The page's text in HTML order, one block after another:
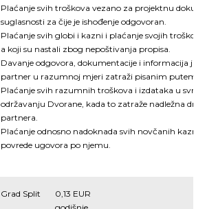
Plaćanje svih troškova vezano za projektnu
suglasnosti za čije je ishođenje odgovoran.
Plaćanje svih globi i kazni i plaćanje svojih
a koji su nastali zbog nepoštivanja propisa.
Davanje odgovora, dokumentacije i informacija
partner u razumnoj mjeri zatraži pisanim putem.
Plaćanje svih razumnih troškova i izdataka u
održavanju Dvorane, kada to zatraže nadležna
partnera.
Plaćanje odnosno nadoknada svih novčanih kazni i
povrede ugovora po njemu.
Grad Split
0,13 EUR